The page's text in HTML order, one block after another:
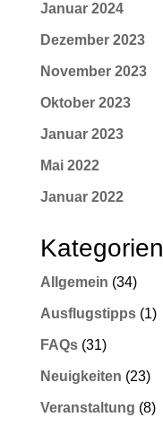
Januar 2024
Dezember 2023
November 2023
Oktober 2023
Januar 2023
Mai 2022
Januar 2022
Kategorien
Allgemein (34)
Ausflugstipps(1)
FAQs(31)
Neuigkeiten (23)
Veranstaltung (8)